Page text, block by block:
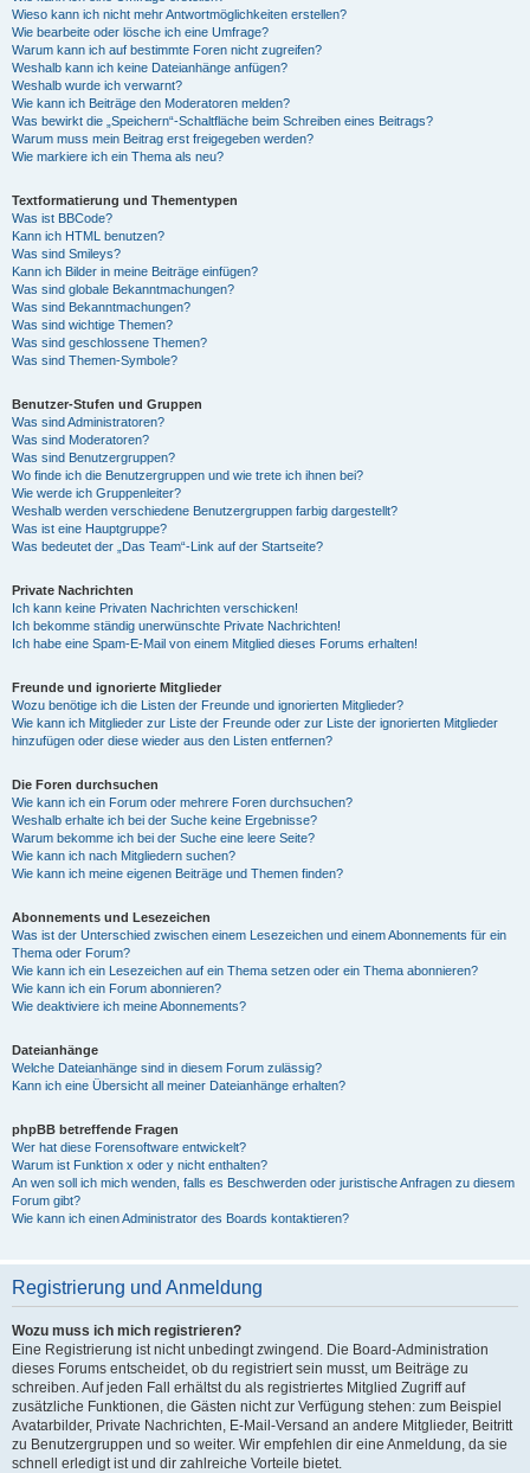
Wieso kann ich nicht mehr Antwortmöglichkeiten erstellen?
Wie bearbeite oder lösche ich eine Umfrage?
Warum kann ich auf bestimmte Foren nicht zugreifen?
Weshalb kann ich keine Dateianhänge anfügen?
Weshalb wurde ich verwarnt?
Wie kann ich Beiträge den Moderatoren melden?
Was bewirkt die „Speichern“-Schaltfläche beim Schreiben eines Beitrags?
Warum muss mein Beitrag erst freigegeben werden?
Wie markiere ich ein Thema als neu?
Textformatierung und Thementypen
Was ist BBCode?
Kann ich HTML benutzen?
Was sind Smileys?
Kann ich Bilder in meine Beiträge einfügen?
Was sind globale Bekanntmachungen?
Was sind Bekanntmachungen?
Was sind wichtige Themen?
Was sind geschlossene Themen?
Was sind Themen-Symbole?
Benutzer-Stufen und Gruppen
Was sind Administratoren?
Was sind Moderatoren?
Was sind Benutzergruppen?
Wo finde ich die Benutzergruppen und wie trete ich ihnen bei?
Wie werde ich Gruppenleiter?
Weshalb werden verschiedene Benutzergruppen farbig dargestellt?
Was ist eine Hauptgruppe?
Was bedeutet der „Das Team“-Link auf der Startseite?
Private Nachrichten
Ich kann keine Privaten Nachrichten verschicken!
Ich bekomme ständig unerwünschte Private Nachrichten!
Ich habe eine Spam-E-Mail von einem Mitglied dieses Forums erhalten!
Freunde und ignorierte Mitglieder
Wozu benötige ich die Listen der Freunde und ignorierten Mitglieder?
Wie kann ich Mitglieder zur Liste der Freunde oder zur Liste der ignorierten Mitglieder
hinzufügen oder diese wieder aus den Listen entfernen?
Die Foren durchsuchen
Wie kann ich ein Forum oder mehrere Foren durchsuchen?
Weshalb erhalte ich bei der Suche keine Ergebnisse?
Warum bekomme ich bei der Suche eine leere Seite?
Wie kann ich nach Mitgliedern suchen?
Wie kann ich meine eigenen Beiträge und Themen finden?
Abonnements und Lesezeichen
Was ist der Unterschied zwischen einem Lesezeichen und einem Abonnements für ein
Thema oder Forum?
Wie kann ich ein Lesezeichen auf ein Thema setzen oder ein Thema abonnieren?
Wie kann ich ein Forum abonnieren?
Wie deaktiviere ich meine Abonnements?
Dateianhänge
Welche Dateianhänge sind in diesem Forum zulässig?
Kann ich eine Übersicht all meiner Dateianhänge erhalten?
phpBB betreffende Fragen
Wer hat diese Forensoftware entwickelt?
Warum ist Funktion x oder y nicht enthalten?
An wen soll ich mich wenden, falls es Beschwerden oder juristische Anfragen zu diesem
Forum gibt?
Wie kann ich einen Administrator des Boards kontaktieren?
Registrierung und Anmeldung
Wozu muss ich mich registrieren?
Eine Registrierung ist nicht unbedingt zwingend. Die Board-Administration
dieses Forums entscheidet, ob du registriert sein musst, um Beiträge zu
schreiben. Auf jeden Fall erhältst du als registriertes Mitglied Zugriff auf
zusätzliche Funktionen, die Gästen nicht zur Verfügung stehen: zum Beispiel
Avatarbilder, Private Nachrichten, E-Mail-Versand an andere Mitglieder, Beitritt
zu Benutzergruppen und so weiter. Wir empfehlen dir eine Anmeldung, da sie
schnell erledigt ist und dir zahlreiche Vorteile bietet.